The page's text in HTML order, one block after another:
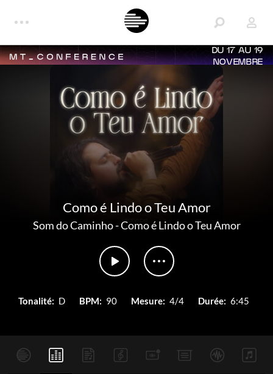
DU 17 AU 19
NOVEMBRE
Como é Lindo o Teu Amor
Som do Caminho-Como é Lindo o Teu Amor
Tonalité: D BPM: 90 Mesure: 4/4 Durée: 6:45